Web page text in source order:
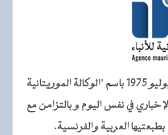
أنشئت الوكالة الموريتانية للأنباء في فاتح يوليو 1975 باسم "الوكالة الموريتانية
في نفس اليوم و بالتزامن مع
العربية والفرنسية.